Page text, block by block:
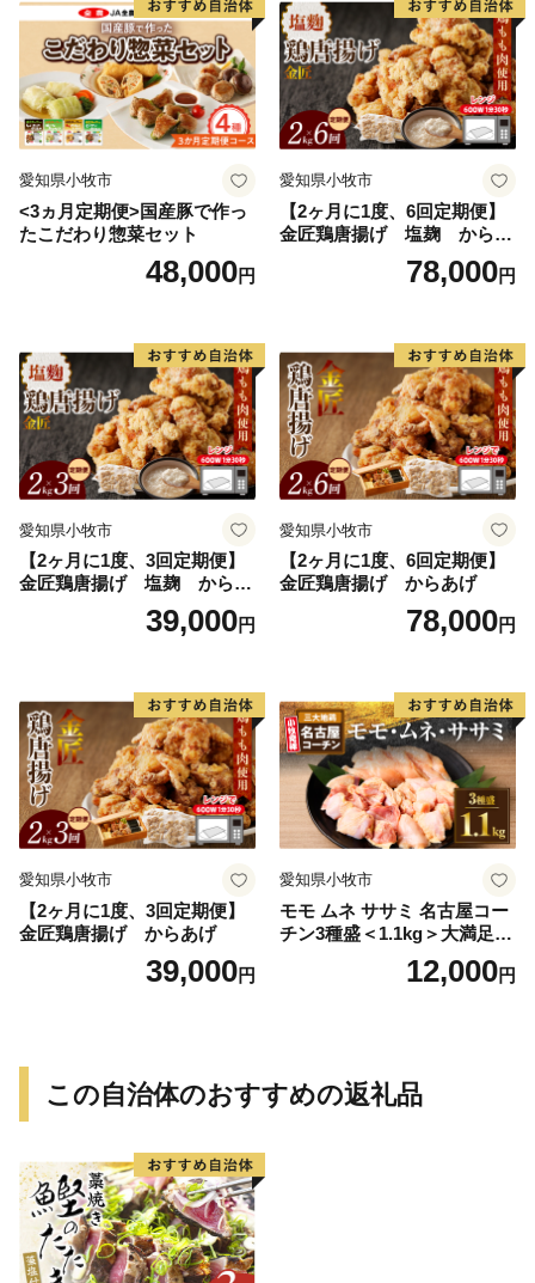
👉和歌山県串本町の「竹皮包みようかん本煉」
👉「竹皮包みようかん3本セット（本煉・柚子・桜）」
★ABCテレビのニュース情報番組「キャスト」で、
「串本食品株式会社」の“じゃばらマグロ” が紹介され
ました！
👉じゃばらマグロなど串本食品の返礼品はこちら
愛知県小牧市
<3ヵ月定期便>国産豚で作っ
たこだわり惣菜セット
48,000円
愛知県小牧市
【2ヶ月に1度、6回定期便】
金匠鶏唐揚げ 塩麹 からあ
78,000円
愛知県小牧市
【2ヶ月に1度、3回定期便】
金匠鶏唐揚げ 塩麹 からあ
39,000円
愛知県小牧市
【2ヶ月に1度、6回定期便】
金匠鶏唐揚げ からあげ
78,000円
愛知県小牧市
【2ヶ月に1度、3回定期便】
金匠鶏唐揚げ からあげ
39,000円
愛知県小牧市
モモ ムネ ササミ 名古屋コー
チン3種盛＜1.1kg＞大満足セ
ット 地鶏 鶏肉12,000円
この自治体のおすすめの返礼品